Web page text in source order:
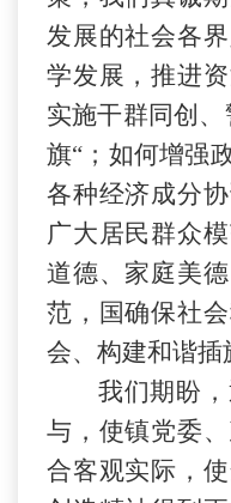
发展的社会各
学发展，推进
实施干群同创
旗“；如何增强
各种经济成分
广大居民群众
道德、家庭美
范，国确保社
会、构建和谐插
我们期盼
与，使镇党委
合客观实际，